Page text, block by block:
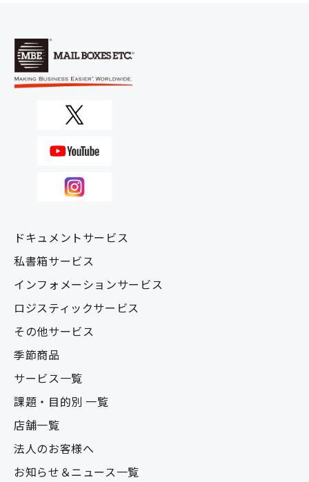
ドキュメントサービス
私書箱サービス
インフォメーションサービス
ロジスティックサービス
その他サービス
季節商品
サービス一覧
課題・目的別 一覧
店舗一覧
法人のお客様へ
お知らせ＆ニュース一覧